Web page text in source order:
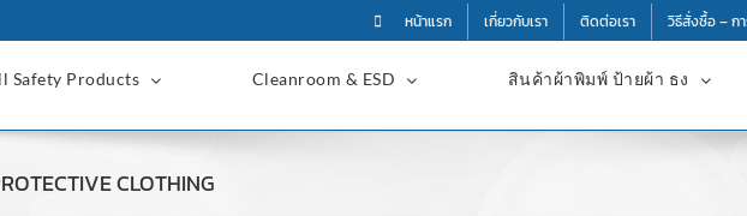
หน้าแรก เกี่ยวกับเรา ติดต่อเรา วิธีสั่งซื้อ – กา
Safety Products Cleanroom & ESD สินค้าผ้าพิมพ์ ป้ายผ้า ธง
CLOTHING